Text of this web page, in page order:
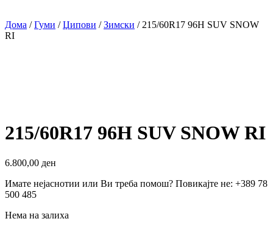
Дома /Гуми /Џипови /Зимски / 215/60R17 96H SUV SNOW
RI
215/60R17 96H SUV SNOW RI
6.800,00 ден
Имате нејаснотии или Ви треба помош? Повикајте не: +389 78
500 485
Нема на залиха